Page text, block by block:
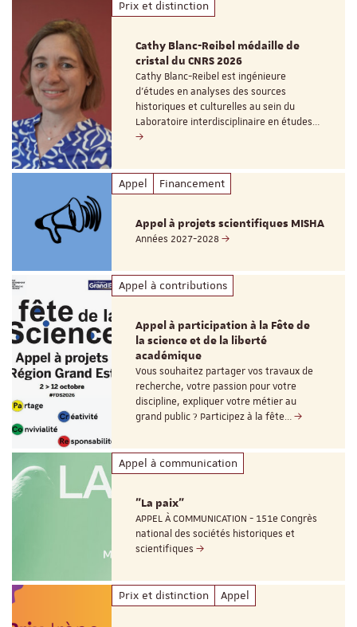
Prix et distinction
Cathy Blanc-Reibel médaille de
cristal du CNRS 2026
Cathy Blanc-Reibel est ingénieure
d’études en analyses des sources
historiques et culturelles au sein du
Laboratoire interdisciplinaire en études…
Appel Financement
Appel à projets scientifiques MISHA
Années 2027-2028
Appel à contributions
Appel à participation à la Fête de
la science et de la liberté
académique
Vous souhaitez partager vos travaux de
recherche, votre passion pour votre
discipline, expliquer votre métier au
grand public ? Participez à la fête…
Appel à communication
"La paix"
APPEL À COMMUNICATION - 151e Congrès
national des sociétés historiques et
scientifiques
Prix et distinction Appel